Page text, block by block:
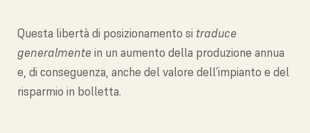
Questa libertà di posizionamento si traduce
generalmente in un aumento della produzione annua
e, di conseguenza, anche del valore dell’impianto e del
risparmio in bolletta.